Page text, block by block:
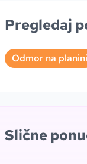
Pregledaj
Odmor na planini
Slične